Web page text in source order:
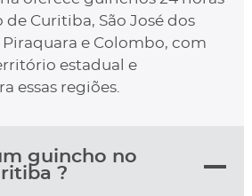
Curitiba, São José dos
Piraquara e Colombo, com
estadual e
essas regiões.
guincho no
?